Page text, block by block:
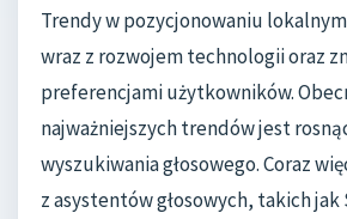
Trendy w pozycjonowaniu
wraz z rozwojem technologii oraz
preferencjami użytkowników.
najważniejszych trendów jest
wyszukiwania głosowego. Coraz
z asystentów głosowych, takich jak